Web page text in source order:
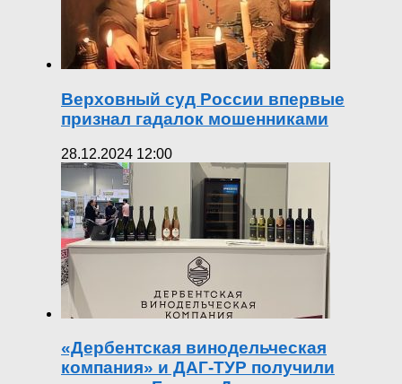
Верховный суд России впервые
признал гадалок мошенниками
28.12.2024 12:00
«Дербентская винодельческая
компания» и ДАГ-ТУР получили